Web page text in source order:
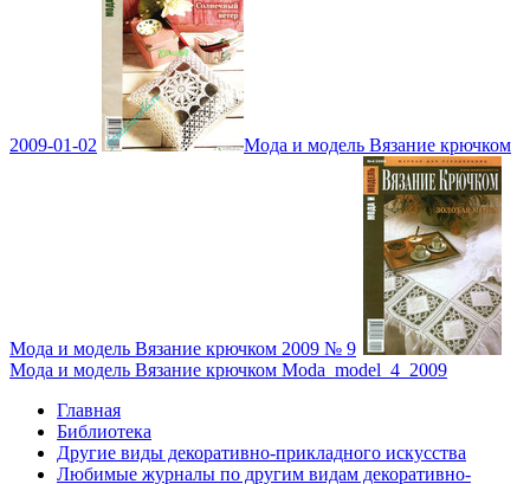
2009-01-02 Мода и модель Вязание крючком
Мода и модель Вязание крючком 2009 № 9
Мода и модель Вязание крючком Moda_model_4_2009
Главная
Библиотека
Другие виды декоративно-прикладного искусства
Любимые журналы по другим видам декоративно-